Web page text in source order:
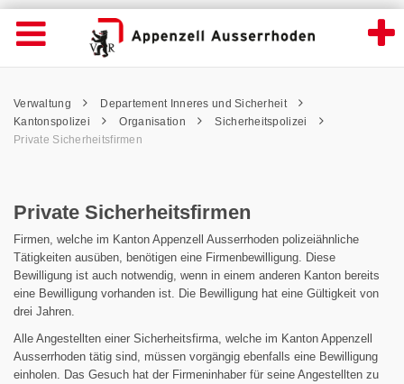
Private Sicherheitsfirmen - Appenzell
Wichtige
Seiten
Home
Inhalt
Kontakt
Sitemap
Navigation öffnen
Inhalt
Pfadnavigation
Verwaltung
Departement Inneres und Sicherheit
Kantonspolizei
Organisation
Sicherheitspolizei
Private Sicherheitsfirmen
Private Sicherheitsfirmen
Firmen, welche im Kanton Appenzell Ausserrhoden polizeiähnliche
Tätigkeiten ausüben, benötigen eine Firmenbewilligung. Diese
Bewilligung ist auch notwendig, wenn in einem anderen Kanton bereits
eine Bewilligung vorhanden ist. Die Bewilligung hat eine Gültigkeit von
drei Jahren.
Alle Angestellten einer Sicherheitsfirma, welche im Kanton Appenzell
Ausserrhoden tätig sind, müssen vorgängig ebenfalls eine Bewilligung
einholen. Das Gesuch hat der Firmeninhaber für seine Angestellten zu